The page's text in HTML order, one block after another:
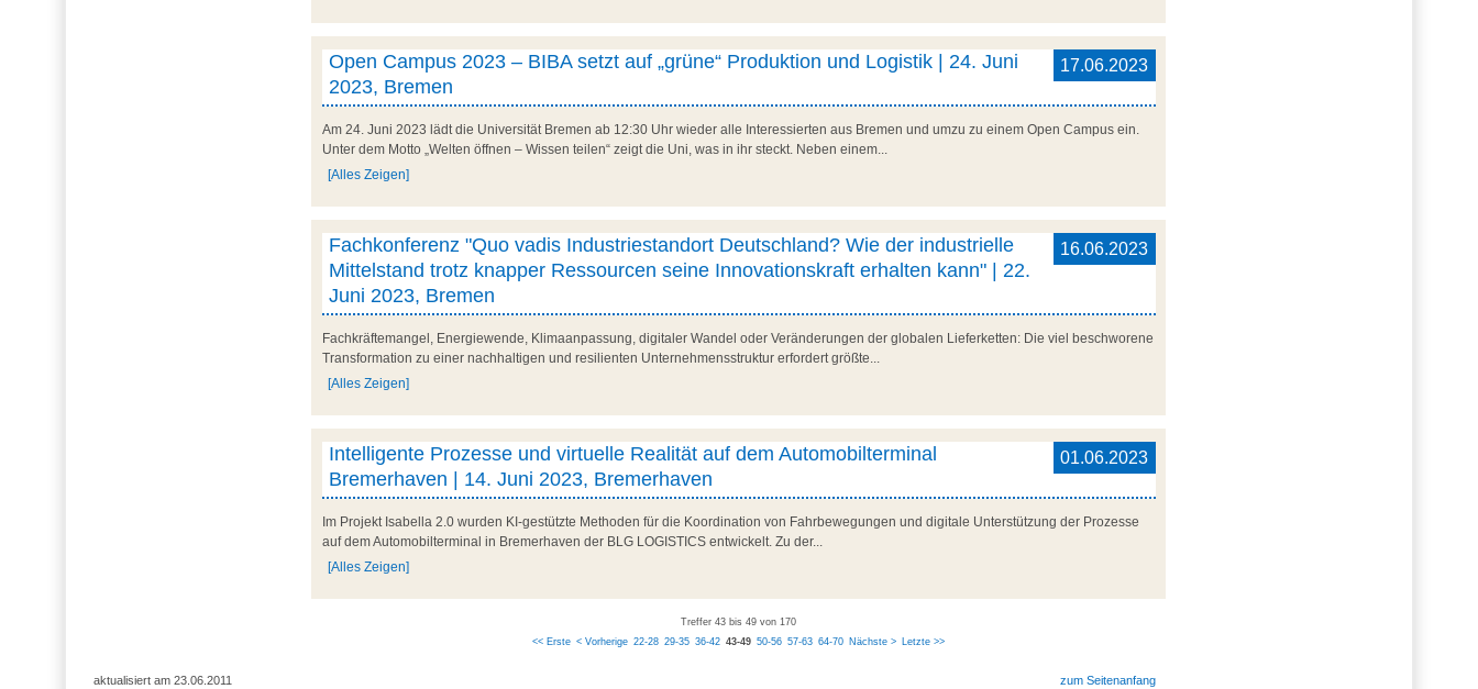
17.06.2023
Open Campus 2023 – BIBA setzt auf „grüne“ Produktion und Logistik | 24. Juni
2023, Bremen
Am 24. Juni 2023 lädt die Universität Bremen ab 12:30 Uhr wieder alle Interessierten aus Bremen und umzu zu einem Open Campus ein.
Unter dem Motto „Welten öffnen – Wissen teilen“ zeigt die Uni, was in ihr steckt. Neben einem...
[Alles Zeigen]
16.06.2023
Fachkonferenz "Quo vadis Industriestandort Deutschland? Wie der industrielle
Mittelstand trotz knapper Ressourcen seine Innovationskraft erhalten kann" | 22.
Juni 2023, Bremen
Fachkräftemangel, Energiewende, Klimaanpassung, digitaler Wandel oder Veränderungen der globalen Lieferketten: Die viel beschworene
Transformation zu einer nachhaltigen und resilienten Unternehmensstruktur erfordert größte...
[Alles Zeigen]
01.06.2023
Intelligente Prozesse und virtuelle Realität auf dem Automobilterminal
Bremerhaven | 14. Juni 2023, Bremerhaven
Im Projekt Isabella 2.0 wurden KI-gestützte Methoden für die Koordination von Fahrbewegungen und digitale Unterstützung der Prozesse
auf dem Automobilterminal in Bremerhaven der BLG LOGISTICS entwickelt. Zu der...
[Alles Zeigen]
Treffer 43 bis 49 von 170
<< Erste < Vorherige 22-28 29-35 36-42 43-49 50-56 57-63 64-70 Nächste > Letzte >>
aktualisiert am 23.06.2011 zum Seitenanfang